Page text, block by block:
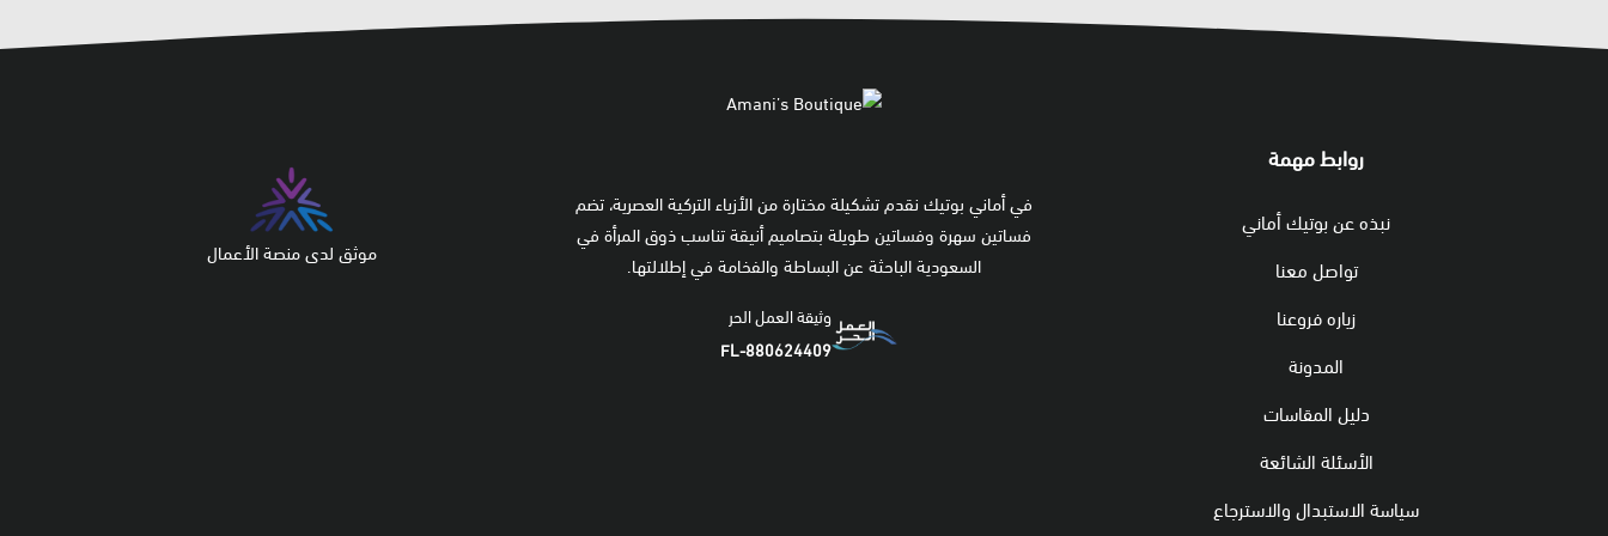
روابط مهمة
نبذه عن بوتيك أماني
تواصل معنا
زياره فروعنا
المدونة
دليل المقاسات
الأسئلة الشائعة
سياسة الاستبدال والاسترجاع
في أماني بوتيك نقدم تشكيلة مختارة من الأزياء التركية العصرية، تضم
فساتين سهرة وفساتين طويلة بتصاميم أنيقة تناسب ذوق المرأة في
السعودية الباحثة عن البساطة والفخامة في إطلالتها.
وثيقة العمل الحر
FL-880624409
موثق لدى منصة الأعمال